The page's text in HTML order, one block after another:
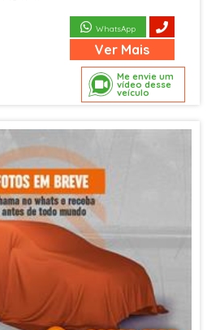
Me envie um
vídeo desse
veículo
WhatsApp
Ver Mais